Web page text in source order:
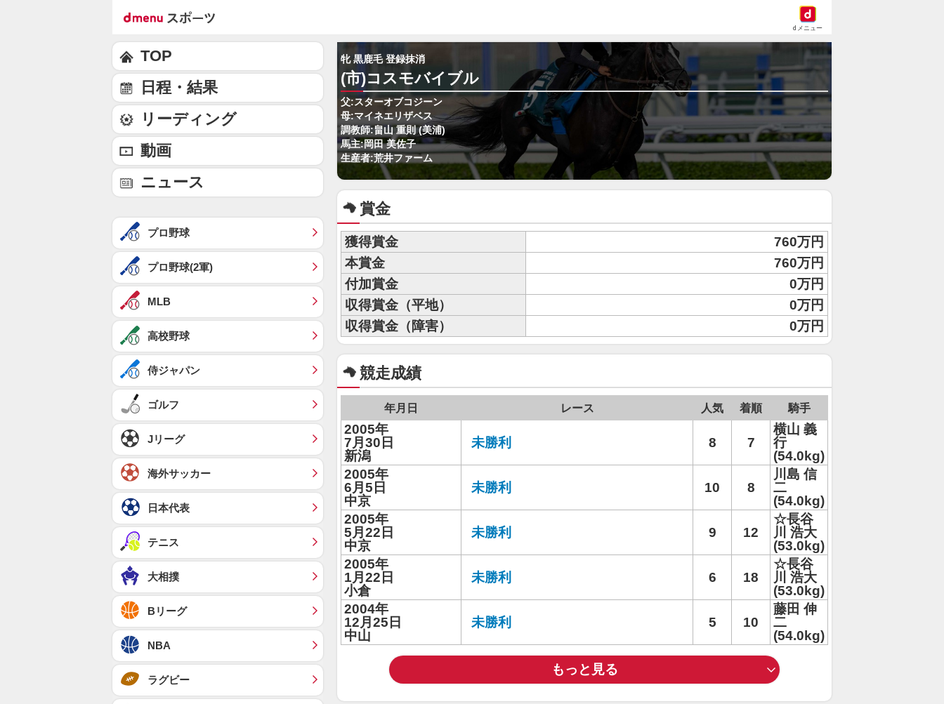
dメニュー
牝 黒鹿毛 登録抹消
(市)コスモバイブル
父:スターオブコジーン
母:マイネエリザベス
調教師:畠山 重則 (美浦)
馬主:岡田 美佐子
生産者:荒井ファーム
賞金
獲得賞金
760万円
本賞金
760万円
付加賞金
0万円
収得賞金（平地）
0万円
収得賞金（障害）
0万円
競走成績
年月日 レース 人気 着順 騎手
2005年
7月30日
新潟
未勝利 8 7
横山 義
行
(54.0kg)
2005年
6月5日
中京
未勝利 10 8
川島 信
二
(54.0kg)
2005年
5月22日
中京
未勝利 9 12
☆長谷
川 浩大
(53.0kg)
2005年
1月22日
小倉
未勝利 6 18
☆長谷
川 浩大
(53.0kg)
2004年
12月25日
中山
未勝利 5 10
藤田 伸
二
(54.0kg)
もっと見る
TOP
日程・結果
リーディング
動画
ニュース
プロ野球
プロ野球(2軍)
MLB
高校野球
侍ジャパン
ゴルフ
Jリーグ
海外サッカー
日本代表
テニス
大相撲
Bリーグ
NBA
ラグビー